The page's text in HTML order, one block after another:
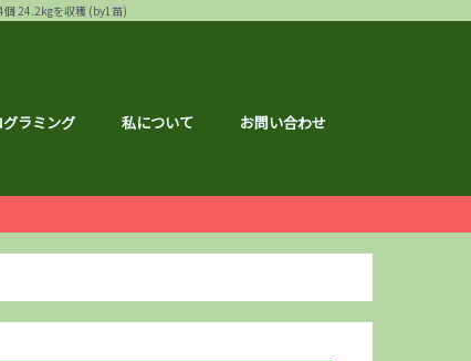
24.2kgを収穫 (by1苗)
グラミング 私について お問い合わせ
ン
フマラソン
イドマラソン
ング
と
ッグ
報